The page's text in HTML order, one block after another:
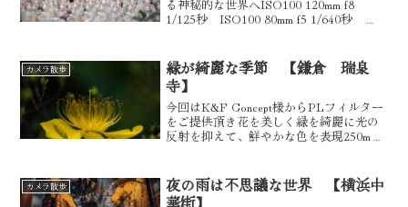
る神秘的な世界へISO100 120mm f8
1/125秒 ISO100 80mm f5 1/640秒
カメラ散歩
緑が綺麗な季節 【鎌倉 瑞泉
寺】
今回はK&F Concept様からPLフィルター
をご提供頂き花を美しく緑を綺麗に光の
反射を抑えて、鮮やかな色を表現250mm
1/20...
カメラ散歩
夜の雨は不思議な世界 【横浜中
華街】